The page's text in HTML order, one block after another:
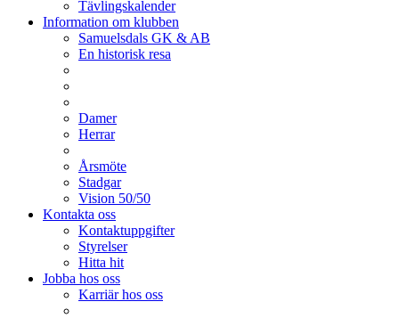
Tävlingskalender
Information om klubben
Samuelsdals GK & AB
En historisk resa
Damer
Herrar
Årsmöte
Stadgar
Vision 50/50
Kontakta oss
Kontaktuppgifter
Styrelser
Hitta hit
Jobba hos oss
Karriär hos oss